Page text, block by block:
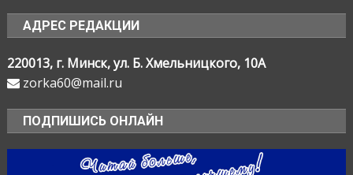
АДРЕС РЕДАКЦИИ
220013, г. Минск, ул. Б. Хмельницкого, 10А
zorka60@mail.ru
ПОДПИШИСЬ ОНЛАЙН